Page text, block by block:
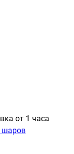
от 1 часа
шаров